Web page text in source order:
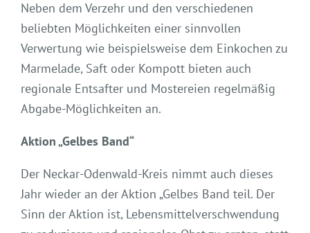
Neben dem Verzehr und den verschiedenen
beliebten Möglichkeiten einer sinnvollen
Verwertung wie beispielsweise dem Einkochen zu
Marmelade, Saft oder Kompott bieten auch
regionale Entsafter und Mostereien regelmäßig
Abgabe-Möglichkeiten an.
Aktion „Gelbes Band“
Der Neckar-Odenwald-Kreis nimmt auch dieses
Jahr wieder an der Aktion „Gelbes Band teil. Der
Sinn der Aktion ist, Lebensmittelverschwendung